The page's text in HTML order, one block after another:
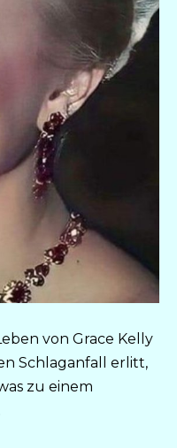
von Grace Kelly
Schlaganfall erlitt,
zu einem